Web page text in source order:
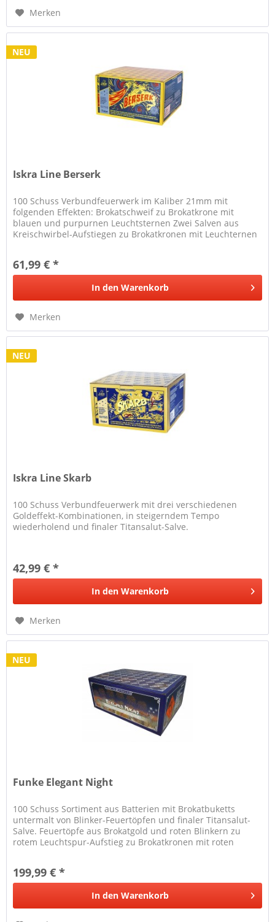
Merken
NEU
Iskra Line Berserk
100 Schuss Verbundfeuerwerk im Kaliber 21mm mit
folgenden Effekten: Brokatschweif zu Brokatkrone mit
blauen und purpurnen Leuchtsternen Zwei Salven aus
Kreischwirbel-Aufstiegen zu Brokatkronen mit Leuchternen
61,99 € *
In den Warenkorb
Merken
NEU
Iskra Line Skarb
100 Schuss Verbundfeuerwerk mit drei verschiedenen
Goldeffekt-Kombinationen, in steigerndem Tempo
wiederholend und finaler Titansalut-Salve.
42,99 € *
In den Warenkorb
Merken
NEU
Funke Elegant Night
100 Schuss Sortiment aus Batterien mit Brokatbuketts
untermalt von Blinker-Feuertöpfen und finaler Titansalut-
Salve. Feuertöpfe aus Brokatgold und roten Blinkern zu
rotem Leuchtspur-Aufstieg zu Brokatkronen mit roten
199,99 € *
In den Warenkorb